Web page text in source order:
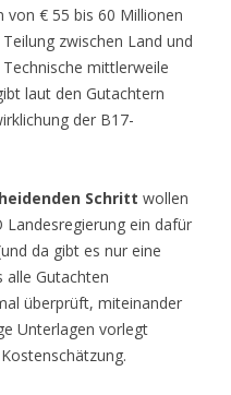
von € 55 bis 60 Millionen
zwischen Land und
mittlerweile
laut den Gutachtern
der B17-
Schritt wollen
ein dafür
da gibt es nur eine
alle Gutachten
überprüft, miteinander
Unterlagen vorlegt